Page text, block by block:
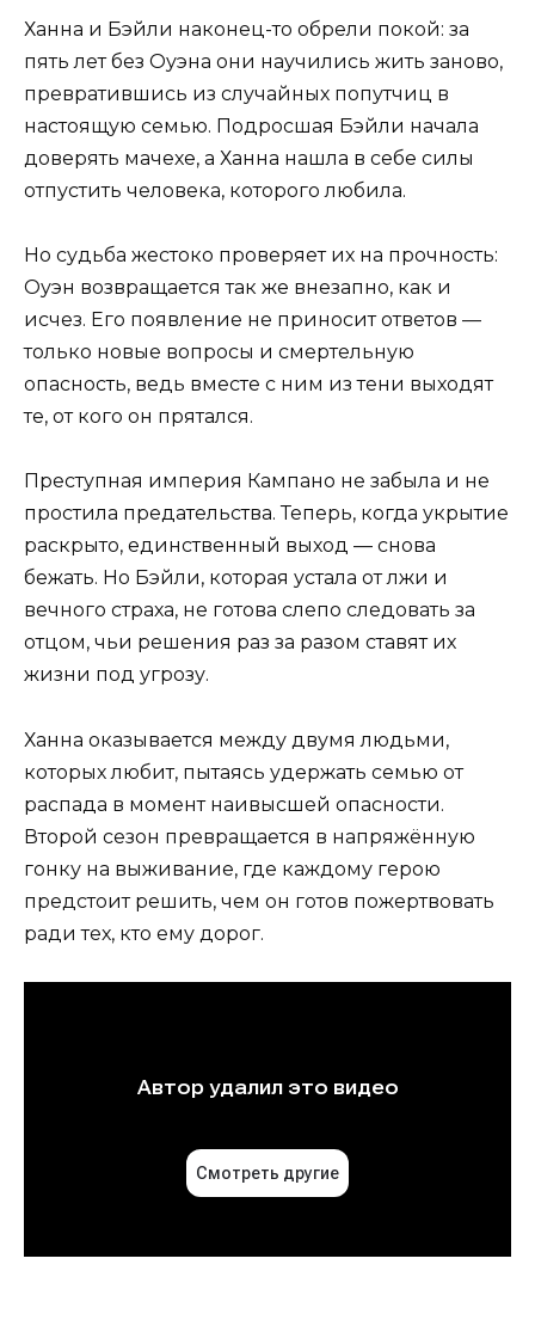
Ханна и Бэйли наконец-то обрели покой: за
пять лет без Оуэна они научились жить заново,
превратившись из случайных попутчиц в
настоящую семью. Подросшая Бэйли начала
доверять мачехе, а Ханна нашла в себе силы
отпустить человека, которого любила.
Но судьба жестоко проверяет их на прочность:
Оуэн возвращается так же внезапно, как и
исчез. Его появление не приносит ответов —
только новые вопросы и смертельную
опасность, ведь вместе с ним из тени выходят
те, от кого он прятался.
Преступная империя Кампано не забыла и не
простила предательства. Теперь, когда укрытие
раскрыто, единственный выход — снова
бежать. Но Бэйли, которая устала от лжи и
вечного страха, не готова слепо следовать за
отцом, чьи решения раз за разом ставят их
жизни под угрозу.
Ханна оказывается между двумя людьми,
которых любит, пытаясь удержать семью от
распада в момент наивысшей опасности.
Второй сезон превращается в напряжённую
гонку на выживание, где каждому герою
предстоит решить, чем он готов пожертвовать
ради тех, кто ему дорог.